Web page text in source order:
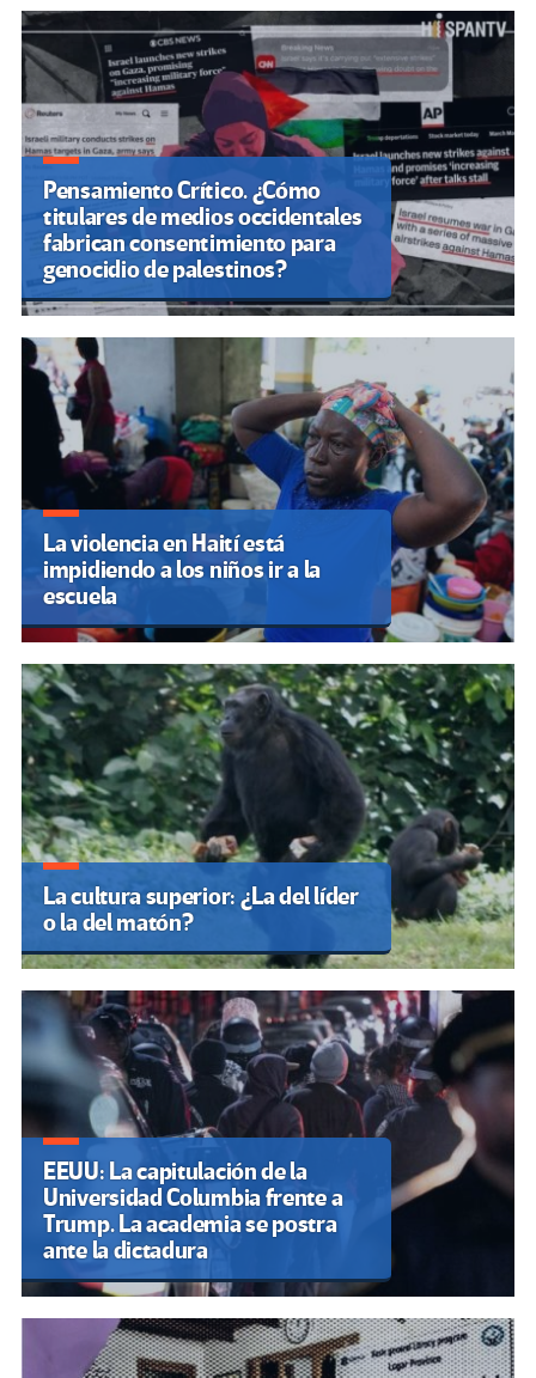
Pensamiento Crítico. ¿Cómo
titulares de medios occidentales
fabrican consentimiento para
genocidio de palestinos?
La violencia en Haití está
impidiendo a los niños ir a la
escuela
La cultura superior: ¿La del líder
o la del matón?
EEUU: La capitulación de la
Universidad Columbia frente a
Trump. La academia se postra
ante la dictadura